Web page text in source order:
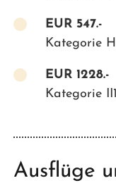
EUR 547.-
Kategorie
EUR 1228.-
Kategorie
Ausflüge